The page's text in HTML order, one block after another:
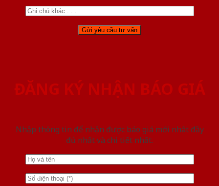
ĐĂNG KÝ NHẬN BÁO GIÁ
Nhập thông tin để nhận được báo giá mới nhât đầy
đủ nhất và chi tiết nhất.